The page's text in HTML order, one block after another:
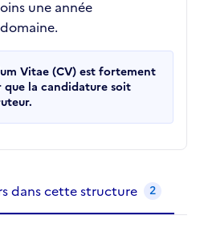
une année
Vitae (CV) est fortement
que la candidature soit
dans cette structure 2